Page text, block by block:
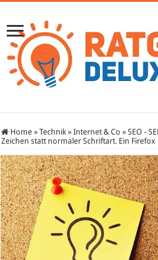
Home » Technik » Internet & Co » SEO -
Zeichen statt normaler Schriftart. Ein Firefox